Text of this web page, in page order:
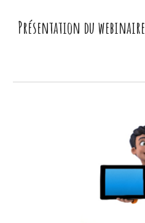
Présentation du webinaire